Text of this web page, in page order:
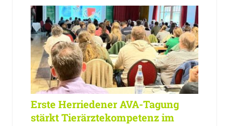
Erste Herriedener AVA-Tagung
stärkt Tierärztekompetenz im